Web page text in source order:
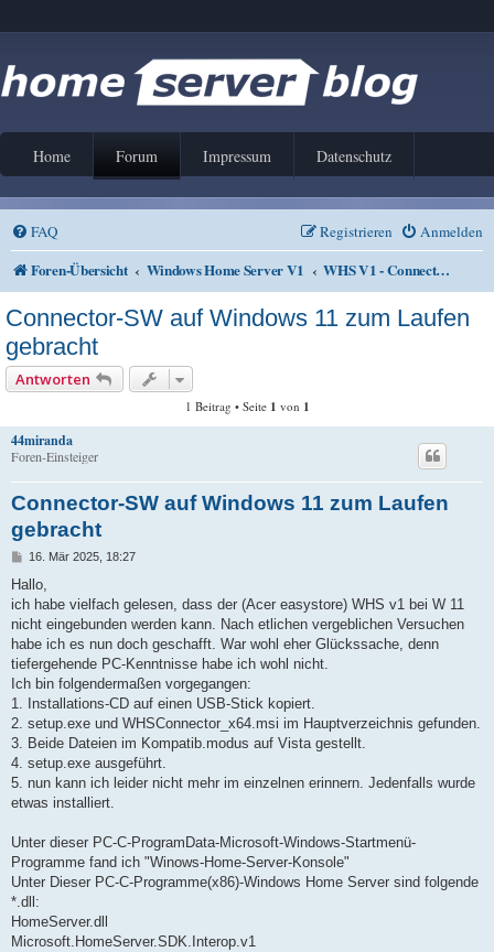
Home Forum Impressum Datenschutz
FAQ Anmelden
Registrieren
Foren-Übersicht Windows Home Server V1 WHS V1 - Connector Software
Connector-SW auf Windows 11 zum Laufen
gebracht
Antworten
1 Beitrag • Seite 1 von 1
44miranda
Foren-Einsteiger
Connector-SW auf Windows 11 zum Laufen
gebracht
B
i
r
a
16. Mär 2025, 18:27
Hallo,
ich habe vielfach gelesen, dass der (Acer easystore) WHS v1 bei W 11
nicht eingebunden werden kann. Nach etlichen vergeblichen Versuchen
habe ich es nun doch geschafft. War wohl eher Glückssache, denn
tiefergehende PC-Kenntnisse habe ich wohl nicht.
Ich bin folgendermaßen vorgegangen:
1. Installations-CD auf einen USB-Stick kopiert.
2. setup.exe und WHSConnector_x64.msi im Hauptverzeichnis gefunden.
3. Beide Dateien im Kompatib.modus auf Vista gestellt.
4. setup.exe ausgeführt.
5. nun kann ich leider nicht mehr im einzelnen erinnern. Jedenfalls wurde
etwas installiert.
Unter dieser PC-C-ProgramData-Microsoft-Windows-Startmenü-
Programme fand ich "Winows-Home-Server-Konsole"
Unter Dieser PC-C-Programme(x86)-Windows Home Server sind folgende
*.dll:
HomeServer.dll
Microsoft.HomeServer.SDK.Interop.v1